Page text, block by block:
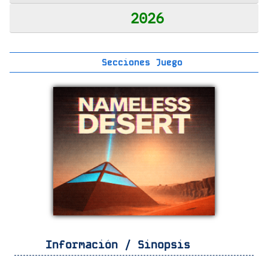
2026
Secciones Juego
Información / Sinopsis